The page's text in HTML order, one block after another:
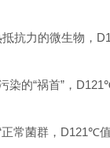
抗力的微生物，
的“祸首”，
常菌群， D121℃